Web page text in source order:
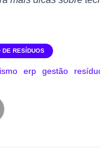
DE RESÍDUOS
erp gestão